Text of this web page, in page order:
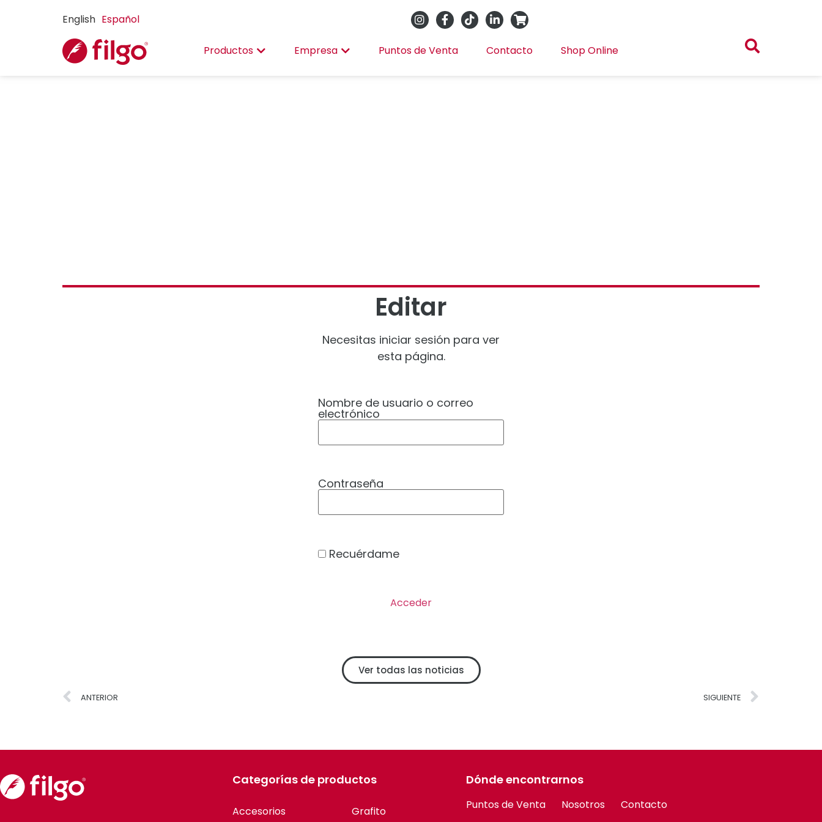
English Español
Productos Empresa Puntos de Venta Contacto Shop Online
Editar
Necesitas iniciar sesión para ver
esta página.
Nombre de usuario o correo
electrónico
Contraseña
Recuérdame
Ver todas las noticias
ANTERIOR SIGUIENTE
Categorías de productos
Accesorios Grafito
Dónde encontrarnos
Puntos de Venta Nosotros Contacto